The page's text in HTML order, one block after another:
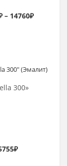
– 14760₽
300»